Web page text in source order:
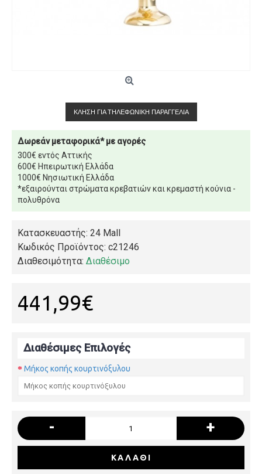
ΚΛΉΣΗ ΓΙΑ ΤΗΛΕΦΩΝΙΚΉ ΠΑΡΑΓΓΕΛΊΑ
Δωρεάν μεταφορικά* με αγορές
300€ εντός Αττικής
600€ Ηπειρωτική Ελλάδα
1000€ Νησιωτική Ελλάδα
*εξαιρούνται στρώματα κρεβατιών και κρεμαστή κούνια -
πολυθρόνα
Κατασκευαστής: 24 Mall
Κωδικός Προϊόντος: c21246
Διαθεσιμότητα: Διαθέσιμο
441,99€
Διαθέσιμες Επιλογές
Μήκος κοπής κουρτινόξυλου
- +
ΚΑΛΆΘΙ